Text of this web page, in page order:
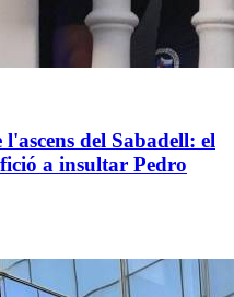
del Sabadell: el
a insultar Pedro